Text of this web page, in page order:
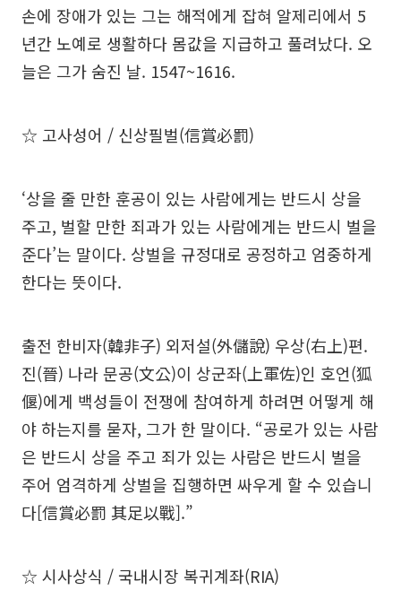
손에 장애가 있는 그는 해적에게 잡혀 알제리에서 5
년간 노예로 생활하다 몸값을 지급하고 풀려났다. 오
늘은 그가 숨진 날. 1547~1616.
☆ 고사성어 / 신상필벌(信賞必罰)
‘상을 줄 만한 훈공이 있는 사람에게는 반드시 상을
주고, 벌할 만한 죄과가 있는 사람에게는 반드시 벌을
준다’는 말이다. 상벌을 규정대로 공정하고 엄중하게
한다는 뜻이다.
출전 한비자(韓非子) 외저설(外儲說) 우상(右上)편.
진(晉) 나라 문공(文公)이 상군좌(上軍佐)인 호언(狐
偃)에게 백성들이 전쟁에 참여하게 하려면 어떻게 해
야 하는지를 묻자, 그가 한 말이다. “공로가 있는 사람
은 반드시 상을 주고 죄가 있는 사람은 반드시 벌을
주어 엄격하게 상벌을 집행하면 싸우게 할 수 있습니
다[信賞必罰 其足以戰].”
☆ 시사상식 / 국내시장 복귀계좌(RIA)